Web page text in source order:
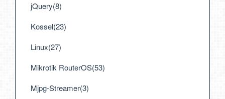
jQuery(8)
Kossel(23)
Linux(27)
Mikrotik RouterOS(53)
Mjpg-Streamer(3)